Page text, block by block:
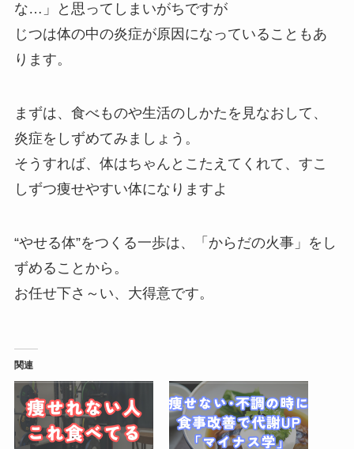
な…」と思ってしまいがちですが
じつは体の中の炎症が原因になっていることもあ
ります。
まずは、食べものや生活のしかたを見なおして、
炎症をしずめてみましょう。
そうすれば、体はちゃんとこたえてくれて、すこ
しずつ痩せやすい体になりますよ
“やせる体”をつくる一歩は、「からだの火事」をし
ずめることから。
お任せ下さ～い、大得意です。
関連